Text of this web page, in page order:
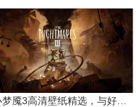
小小梦魇3高清壁纸精选，与好友一同面对恐惧